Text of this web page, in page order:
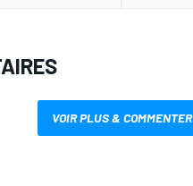
VOIR PLUS & COMMENTER